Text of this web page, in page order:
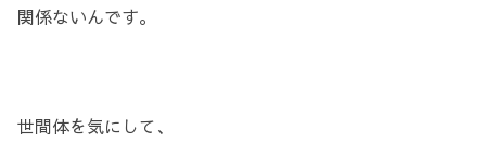
関係ないんです。
世間体を気にして、